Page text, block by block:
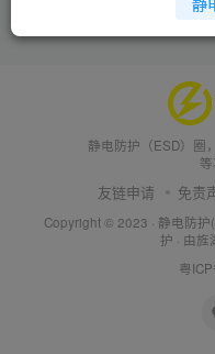
静电防护（ESD）圈
友链申请 免责
Copyright © 2023 · 静电防护
护 · 由旌
粤